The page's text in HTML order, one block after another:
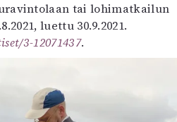
tai lohimatkailun
luettu 30.9.2021.
3-12071437.